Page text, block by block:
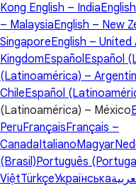
Kong English – India
– MalaysiaEnglish – New
SingaporeEnglish –
KingdomEspañolEspañol
(Latinoamérica) –
ChileEspañol
(Latinoamérica) – México
PeruFrançaisFrançais –
CanadaItalianoMagyar
(Brasil)Português
ViệtTürkçeУкраїнська